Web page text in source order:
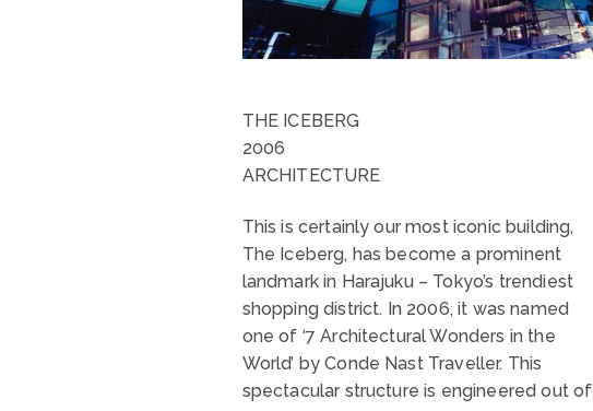
THE ICEBERG
2006
ARCHITECTURE
This is certainly our most iconic building,
The Iceberg, has become a prominent
landmark in Harajuku – Tokyo’s trendiest
shopping district. In 2006, it was named
one of ‘7 Architectural Wonders in the
World’ by Conde Nast Traveller. This
spectacular structure is engineered out of